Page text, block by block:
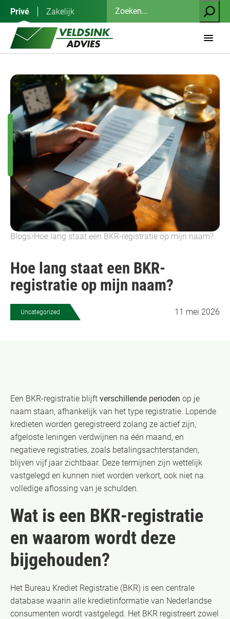
inhoud
Privé Zakelijk
Zoeken
Blogs Hoe lang staat een BKR-registratie op mijn naam?
Hoe lang staat een BKR-
registratie op mijn naam?
Uncategorized 11 mei 2026
Een BKR-registratie blijft verschillende perioden op je
naam staan, afhankelijk van het type registratie. Lopende
kredieten worden geregistreerd zolang ze actief zijn,
afgeloste leningen verdwijnen na één maand, en
negatieve registraties, zoals betalingsachterstanden,
blijven vijf jaar zichtbaar. Deze termijnen zijn wettelijk
vastgelegd en kunnen niet worden verkort, ook niet na
volledige aflossing van je schulden.
Wat is een BKR-registratie
en waarom wordt deze
bijgehouden?
Het Bureau Krediet Registratie (BKR) is een centrale
database waarin alle kredietinformatie van Nederlandse
consumenten wordt vastgelegd. Het BKR registreert zowel